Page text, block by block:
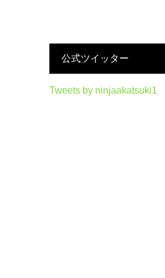
公式ツイッター
Tweets by ninjaakatsuki1